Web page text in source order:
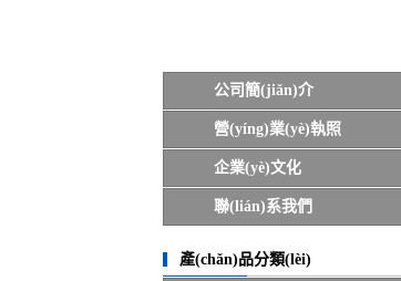
公司簡(jiǎn)介
營(yíng)業(yè)執照
企業(yè)文化
聯(lián)系我們
產(chǎn)品分類(lèi)